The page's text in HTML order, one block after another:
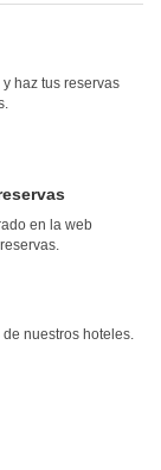
haz tus reservas
en la web
nuestros hoteles.